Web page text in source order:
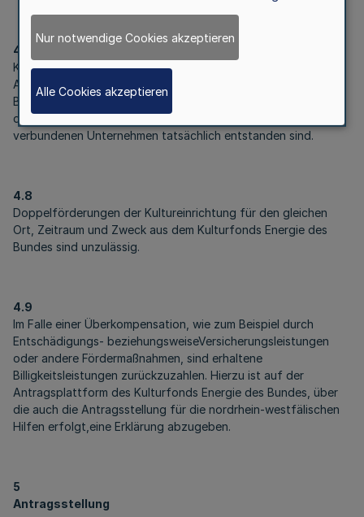
4.7
Kosten, die von verbundenen Unternehmen, wie in Ziffer 5
Absatz 10 der Vollzugshinweise des Kulturfonds Energie des
Bundes definiert, in Rechnung gestellt wurden, können nur in
der Höhe geltend gemacht werden, in der sie dem
verbundenen Unternehmen tatsächlich entstanden sind.
4.8
Doppelförderungen der Kultureinrichtung für den gleichen
Ort, Zeitraum und Zweck aus dem Kulturfonds Energie des
Bundes sind unzulässig.
4.9
Im Falle einer Überkompensation, wie zum Beispiel durch
Entschädigungs- beziehungsweiseVersicherungsleistungen
oder andere Fördermaßnahmen, sind erhaltene
Billigkeitsleistungen zurückzuzahlen. Hierzu ist auf der
Antragsplattform des Kulturfonds Energie des Bundes, über
die auch die Antragsstellung für die nordrhein-westfälischen
Hilfen erfolgt,eine Erklärung abzugeben.
5
Antragsstellung
Nur notwendige Cookies akzeptieren
Alle Cookies akzeptieren